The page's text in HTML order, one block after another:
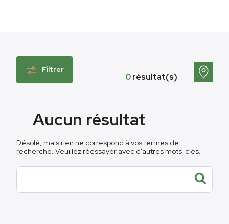
Filtrer
0résultat(s)
Aucun résultat
Désolé, mais rien ne correspond à vos termes de
recherche. Veuillez réessayer avec d'autres mots-clés.